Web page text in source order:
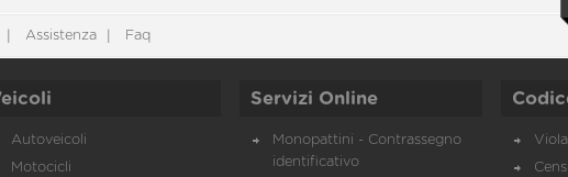
Assistenza Faq
Autoveicoli
Motocicli
Servizi Online
Monopattini - Contrassegno
identificativo